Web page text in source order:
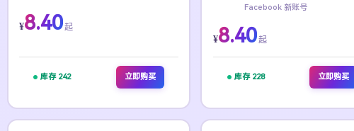
¥8.40起
库存 242 立即购买
Facebook 新账号
¥8.40起
库存 228 立即购买